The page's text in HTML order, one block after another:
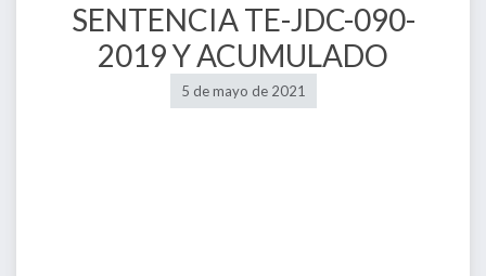
SENTENCIA TE-JDC-090-
2019 Y ACUMULADO
5 de mayo de 2021